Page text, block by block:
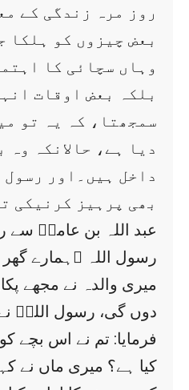
روز مرہ زندگی کے
بعض چیزوں کو ہلکا
وہاں سچائی کا
بلکہ بعض اوقات
سمجھتا، کہ یہ تو
دیا ہے، حالانکہ وہ
داخل ہیں۔اور
بھی پرہیز کرنیکی
عبد اللہ بن عامرؓ سے
رسول اللہ ؐہمارے گھر
میری والدہ نے مجھے
دوں گی، رسول اللہؐ
فرمایا: تم نے اس بچے کو
کیا ہے؟ میری ماں نے